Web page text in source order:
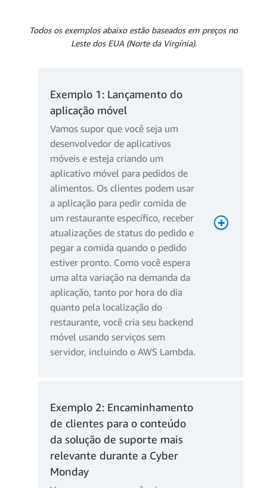
= USD 105,33
5 milhões * USD 0,2/milhão =
USD 1
Cobranças mensais de
armazenamento temporário:
Todos os exemplos abaixo estão baseados em preços no
Leste dos EUA (Norte da Virgínia).
Exemplo 1: Lançamento do
aplicação móvel
Vamos supor que você seja um
desenvolvedor de aplicativos
móveis e esteja criando um
aplicativo móvel para pedidos de
alimentos. Os clientes podem usar
a aplicação para pedir comida de
um restaurante específico, receber
atualizações de status do pedido e
pegar a comida quando o pedido
estiver pronto. Como você espera
uma alta variação na demanda da
aplicação, tanto por hora do dia
quanto pela localização do
restaurante, você cria seu backend
móvel usando serviços sem
servidor, incluindo o AWS Lambda.
Exemplo 2: Encaminhamento
de clientes para o conteúdo
da solução de suporte mais
relevante durante a Cyber
Monday